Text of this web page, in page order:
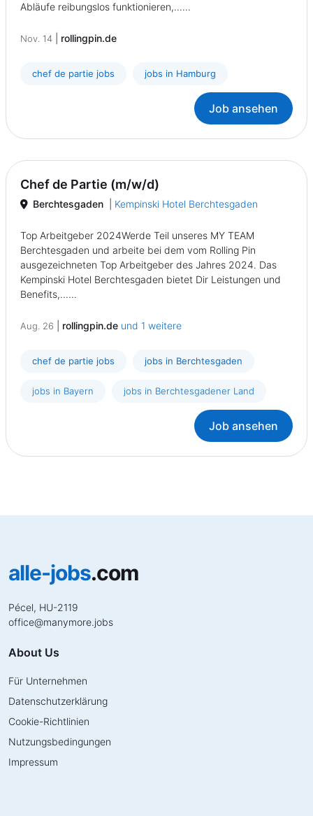
Abläufe reibungslos funktionieren,......
Nov. 14 rollingpin.de
chef de partie jobs jobs in Hamburg
Job ansehen
Chef de Partie (m/w/d)
Berchtesgaden Kempinski Hotel Berchtesgaden
Top Arbeitgeber 2024Werde Teil unseres MY TEAM
Berchtesgaden und arbeite bei dem vom Rolling Pin
ausgezeichneten Top Arbeitgeber des Jahres 2024. Das
Kempinski Hotel Berchtesgaden bietet Dir Leistungen und
Benefits,......
Aug. 26 rollingpin.de und 1 weitere
chef de partie jobs jobs in Berchtesgaden
jobs in Bayern jobs in Berchtesgadener Land
Job ansehen
alle-jobs.com
Pécel, HU-2119
office@manymore.jobs
About Us
Für Unternehmen
Datenschutzerklärung
Cookie-Richtlinien
Nutzungsbedingungen
Impressum